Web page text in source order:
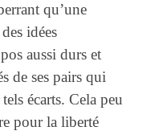
qu’une
idées
aussi durs et
de ses pairs qui
écarts. Cela peu
pour la liberté